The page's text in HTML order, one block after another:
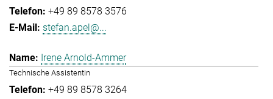
+49 89 8578 3576
stefan.apel@...
Irene Arnold-Ammer
Technische Assistentin
+49 89 8578 3264